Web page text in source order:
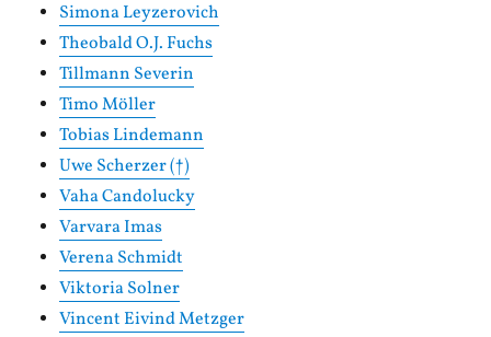
Simona Leyzerovich
Theobald O.J. Fuchs
Tillmann Severin
Timo Möller
Tobias Lindemann
Uwe Scherzer (†)
Vaha Candolucky
Varvara Imas
Verena Schmidt
Viktoria Solner
Vincent Eivind Metzger